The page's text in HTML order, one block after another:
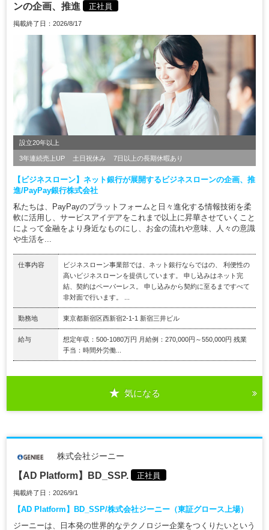
ンの企画、推進
正社員
掲載終了日：2026/8/17
設立20年以上
3年連続売上UP 土日祝休み 7日以上の長期休暇あり
【ビジネスローン】ネット銀行が展開するビジネスローンの企画、推
進/PayPay銀行株式会社
私たちは、PayPayのプラットフォームと日々進化する情報技術を柔
軟に活用し、サービスアイデアをこれまで以上に昇華させていくこと
によって金融をより身近なものにし、お金の流れや意味、人々の意識
や生活を...
仕事内容
ビジネスローン事業部では、ネット銀行ならではの、 利便性の
高いビジネスローンを提供しています。 申し込みはネット完
結、契約はペーパーレス。 申し込みから契約に至るまですべて
非対面で行います。 ...
勤務地 東京都新宿区西新宿2-1-1 新宿三井ビル
給与
想定年収：500-1080万円 月給例：270,000円～550,000円 残業
手当：時間外労働...
気になる
株式会社ジーニー
【AD Platform】BD_SSP. 正社員
掲載終了日：2026/9/1
【AD Platform】BD_SSP/株式会社ジーニー（東証グロース上場）
ジーニーは、日本発の世界的なテクノロジー企業をつくりたいという